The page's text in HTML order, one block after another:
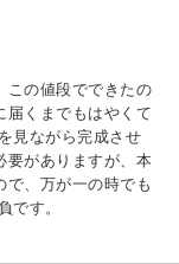
この値段でできたの
届くまでもはやくて
見ながら完成させ
要がありますが、本
、万が一の時でも
です。